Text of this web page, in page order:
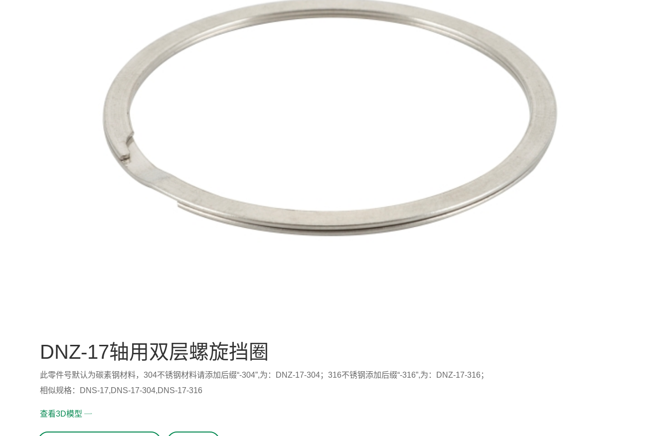
DNZ-17轴用双层螺旋挡圈
此零件号默认为碳素钢材料，304不锈钢材料请添加后缀“-304”,为：DNZ-17-304；316不锈钢添加后缀“-316”,为：DNZ-17-316；
相似规格：DNS-17,DNS-17-304,DNS-17-316
查看3D模型